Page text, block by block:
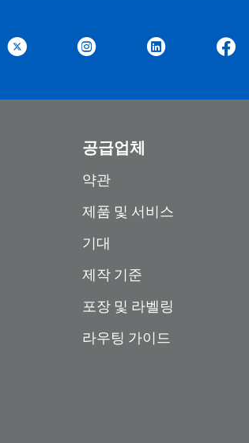
공급업체
약관
제품 및 서비스
기대
제작 기준
포장 및 라벨링
라우팅 가이드